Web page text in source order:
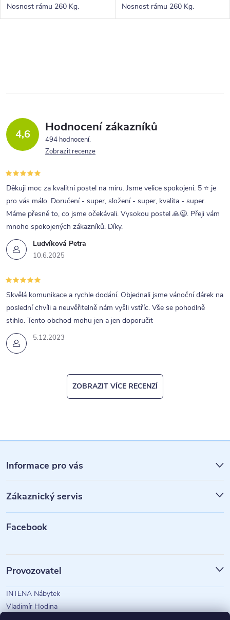
Nosnost rámu 260 Kg.
Povrchová úprava voskem
Nosnost rámu 260 Kg.
Povrchová úprava voskem
á
a
c
p
r
v
k
y
v
p
i
s
u
4,6 Hodnocení zákazníků
494 hodnocení
Zobrazit recenze
Ludvíková Petra
10.6.2025
Děkuji moc za kvalitní postel na míru. Jsme velice spokojeni. 5 ⭐ je
pro vás málo. Doručení - super, složení - super, kvalita - super.
Máme přesně to, co jsme očekávali. Vysokou postel 🙏😉. Přeji vám
mnoho spokojených zákazníků. Díky.
5.12.2023
Skvělá komunikace a rychle dodání. Objednali jsme vánoční dárek na
poslední chvíli a neuvěřitelně nám vyšli vstříc. Vše se pohodlně
stihlo. Tento obchod mohu jen a jen doporučit
ZOBRAZIT VÍCE RECENZÍ
á
p
a
Informace pro vás
Zákaznický servis
Facebook
Provozovatel
INTENA Nábytek
Vladimír Hodina